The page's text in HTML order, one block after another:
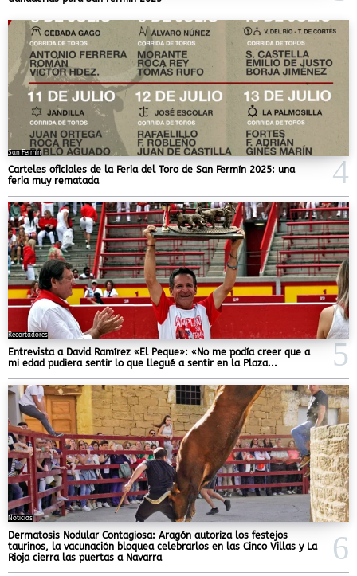
San Fermín
Carteles oficiales de la Feria del Toro de San Fermín 2025: una
feria muy rematada
Recortadores
Entrevista a David Ramírez «El Peque»: «No me podía creer que a
mi edad pudiera sentir lo que llegué a sentir en la Plaza...
Noticias
Dermatosis Nodular Contagiosa: Aragón autoriza los festejos
taurinos, la vacunación bloquea celebrarlos en las Cinco Villas y La
Rioja cierra las puertas a Navarra